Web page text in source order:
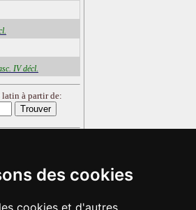
des cookies
cookies et d'autres
IV décl.
à partir de: